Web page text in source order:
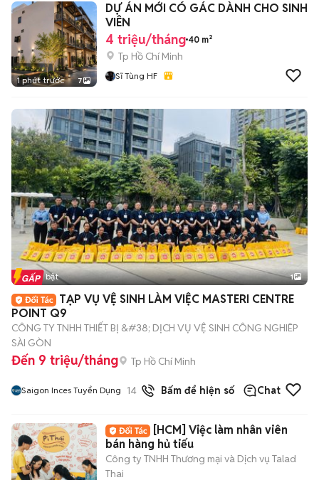
1 phút trước 7
DỰ ÁN MỚI CÓ GÁC DÀNH CHO SINH
VIÊN
4 triệu/tháng 40 m²
Tp Hồ Chí Minh
Sĩ Tùng HF
Tin nổi bật 1
TẠP VỤ VỆ SINH LÀM VIỆC MASTERI CENTRE
POINT Q9
CÔNG TY TNHH THIẾT BỊ &#38; DỊCH VỤ VỆ SINH CÔNG NGHIÊP
SÀI GÒN
Đến 9 triệu/tháng Tp Hồ Chí Minh
Saigon Inces Tuyển Dụng 14 đã bánBấm để hiện số Chat
[HCM] Việc làm nhân viên
bán hàng hủ tiếu
Công ty TNHH Thương mại và Dịch vụ Talad
Thai